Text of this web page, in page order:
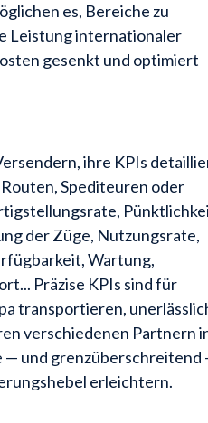
es, Bereiche zu
Leistung internationaler
gesenkt und optimiert
ihre KPIs
Spediteuren oder
der Züge, Nutzungsrate,
Wartung,
Präzise KPIs sind für
transportieren,
verschiedenen Partnern
— und grenzüberschreitend
erleichtern.